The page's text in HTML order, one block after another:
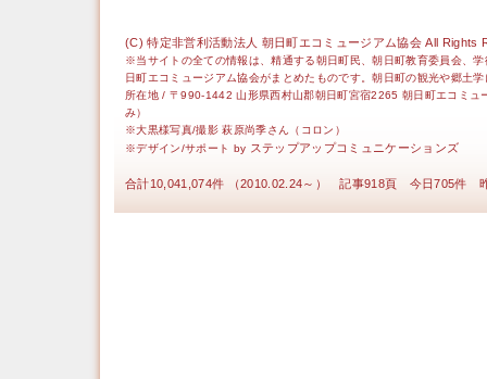
(C) 特定非営利活動法人 朝日町エコミュージアム協会 All Rights
※当サイトの全ての情報は、精通する朝日町民、朝日町教育委員会、
日町エコミュージアム協会がまとめたものです。朝日町の観光や郷土
所在地 / 〒990-1442 山形県西村山郡朝日町宮宿2265 朝日町エコミ
み）
※大黒様写真/撮影 萩原尚季さん（コロン）
※デザイン/サポート by ステップアップコミュニケーションズ
合計10,041,074件 （2010.02.24～） 記事918頁 今日705件